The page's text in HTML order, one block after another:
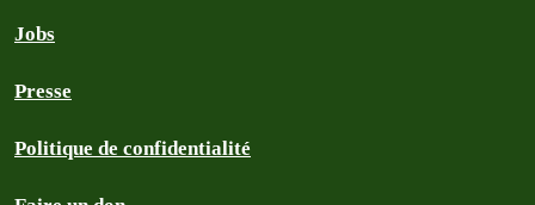
Jobs
Presse
Politique de confidentialité